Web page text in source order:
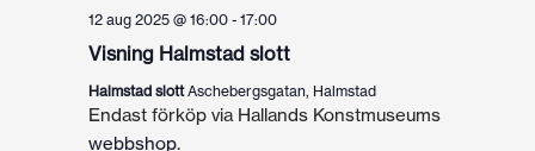
Visning Halmstad slott
12 aug 2025 @ 16:00- 17:00
Halmstad slottAschebergsgatan, Halmstad
Endast förköp via Hallands Konstmuseums
webbshop.